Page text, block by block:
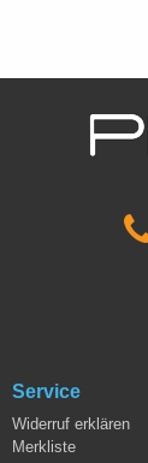
Service
Widerruf erklären
Merkliste